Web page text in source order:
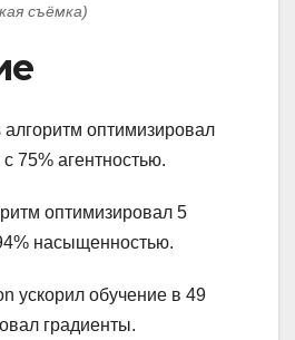
съёмка)
оптимизировал
75% агентностью.
оптимизировал 5
насыщенностью.
ускорил обучение в 49
градиенты.